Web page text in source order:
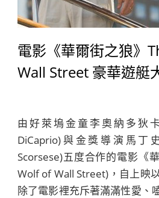
電影《華爾街之狼》
Wall Street 豪華遊艇
由好萊塢金童李奧納多狄
DiCaprio)與金獎導演馬丁
Scorsese)五度合作的電影《
Wolf of Wall Street)，自上映
除了電影裡充斥著滿滿性愛、